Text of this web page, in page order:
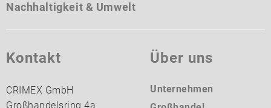
Nachhaltigkeit & Umwelt
Kontakt
CRIMEX GmbH
Großhandelsring 4a
Über uns
Unternehmen